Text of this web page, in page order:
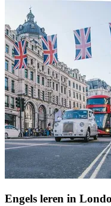
Engels leren in